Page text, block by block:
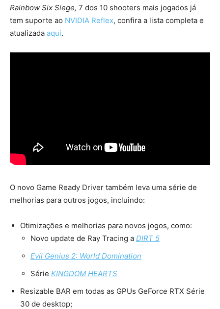
Rainbow Six Siege, 7 dos 10 shooters mais jogados já
tem suporte ao NVIDIA Reflex, confira a lista completa e
atualizada aqui.
O novo Game Ready Driver também leva uma série de
melhorias para outros jogos, incluindo:
Otimizações e melhorias para novos jogos, como:
Novo update de Ray Tracing a DIRT 5
Evil Genius 2: World Domination
Série KINGDOM HEARTS
Resizable BAR em todas as GPUs GeForce RTX Série
30 de desktop;